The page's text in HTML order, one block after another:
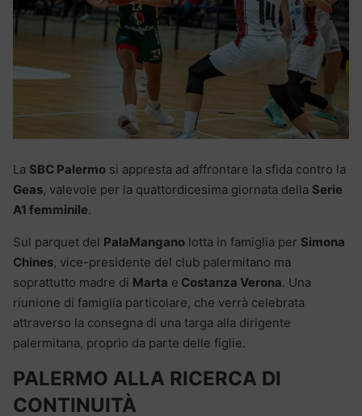
La SBC Palermo si appresta ad affrontare la sfida contro la
Geas, valevole per la quattordicesima giornata della Serie
A1 femminile.
Sul parquet del PalaMangano lotta in famiglia per Simona
Chines, vice-presidente del club palermitano ma
soprattutto madre di Marta e Costanza Verona. Una
riunione di famiglia particolare, che verrà celebrata
attraverso la consegna di una targa alla dirigente
palermitana, proprio da parte delle figlie.
PALERMO ALLA RICERCA DI
CONTINUITÀ